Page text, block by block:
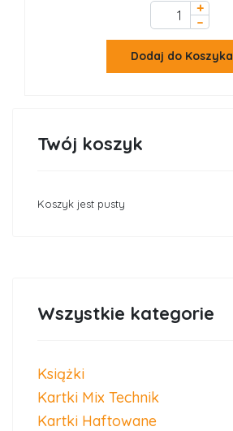
+
–
Dodaj do Koszyka
Twój koszyk
Koszyk jest pusty
Wszystkie kategorie
Książki
Kartki Mix Technik
Kartki Haftowane